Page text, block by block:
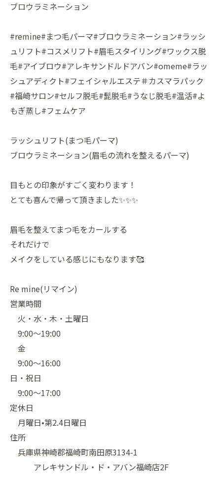
ブロウラミネーション
#remine#まつ毛パーマ#ブロウラミネーション#ラッシ
ュリフト#コスメリフト#眉毛スタイリング#ワックス脱
毛#アイブロウ#アレキサンドルドアバン#omeme#ラッ
シュアディクト#フェイシャルエステ＃カスマラパック
#福崎サロン#セルフ脱毛#髭脱毛#うなじ脱毛#温活#よ
もぎ蒸し#フェムケア
ラッシュリフト(まつ毛パーマ)
ブロウラミネーション(眉毛の流れを整えるパーマ)
目もとの印象がすごく変わります！
とても喜んで帰って頂きました✨✨✨
眉毛を整えてまつ毛をカールする
それだけで
メイクをしている感じにもなります🥰
Re mine(リマイン)
営業時間
火・水・木・土曜日
9:00〜19:00
金
9:00〜16:00
日・祝日
9:00〜17:00
定休日
月曜日•第2.4日曜日
住所
兵庫県神崎郡福崎町南田原3134-1
アレキサンドル・ド・アバン福崎店2F